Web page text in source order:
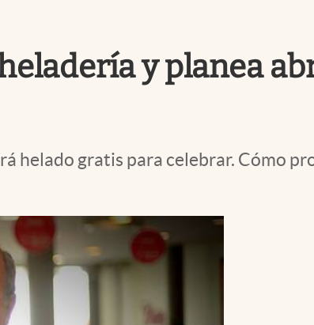
y planea
helado gratis para celebrar. Cómo